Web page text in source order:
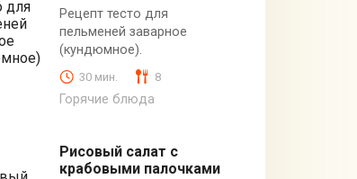
Рецепт тесто для
пельменей заварное
(кундюмное).
30 мин. 8
Горячие блюда
Рисовый салат с
крабовыми палочками